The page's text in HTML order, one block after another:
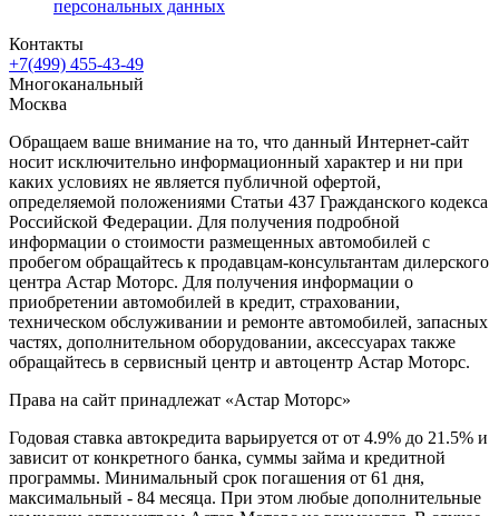
персональных данных
Контакты
+7(499) 455-43-49
Многоканальный
Москва
Обращаем ваше внимание на то, что данный Интернет-сайт
носит исключительно информационный характер и ни при
каких условиях не является публичной офертой,
определяемой положениями Статьи 437 Гражданского кодекса
Российской Федерации. Для получения подробной
информации о стоимости размещенных автомобилей с
пробегом обращайтесь к продавцам-консультантам дилерского
центра Астар Моторс. Для получения информации о
приобретении автомобилей в кредит, страховании,
техническом обслуживании и ремонте автомобилей, запасных
частях, дополнительном оборудовании, аксессуарах также
обращайтесь в сервисный центр и автоцентр Астар Моторс.
Права на сайт принадлежат «Астар Моторс»
Годовая ставка автокредита варьируется от от 4.9% до 21.5% и
зависит от конкретного банка, суммы займа и кредитной
программы. Минимальный срок погашения от 61 дня,
максимальный - 84 месяца. При этом любые дополнительные